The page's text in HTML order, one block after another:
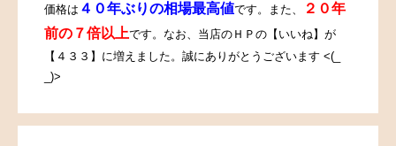
価格は ４０年ぶりの相場最高値です。また、
２０年
前の７倍以上です。なお、当店のＨＰの【いいね】が
【４３３】に増えました。誠にありがとうございます <(_
_)>